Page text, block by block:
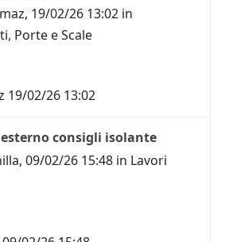
, 19/02/26 13:02 in
Porte e Scale
19/02/26 13:02
consigli isolante
, 09/02/26 15:48 in Lavori